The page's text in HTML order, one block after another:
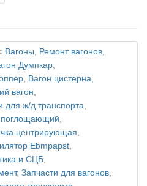
Вагоны, Ремонт вагонов,
Думпкар,
, Вагон цистерна,
вагон,
для ж/д транспорта,
поглощающий,
центрирующая,
Ebmpapst,
и СЦБ,
, Запчасти для вагонов,